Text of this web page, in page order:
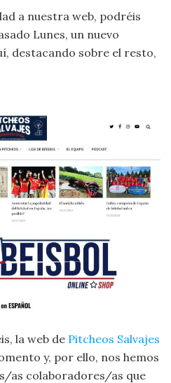
a nuestra web, podréis
Lunes, un nuevo
destacando sobre el resto,
la web de Pitcheos Salvajes
y, por ello, nos hemos
as colaboradores/as que